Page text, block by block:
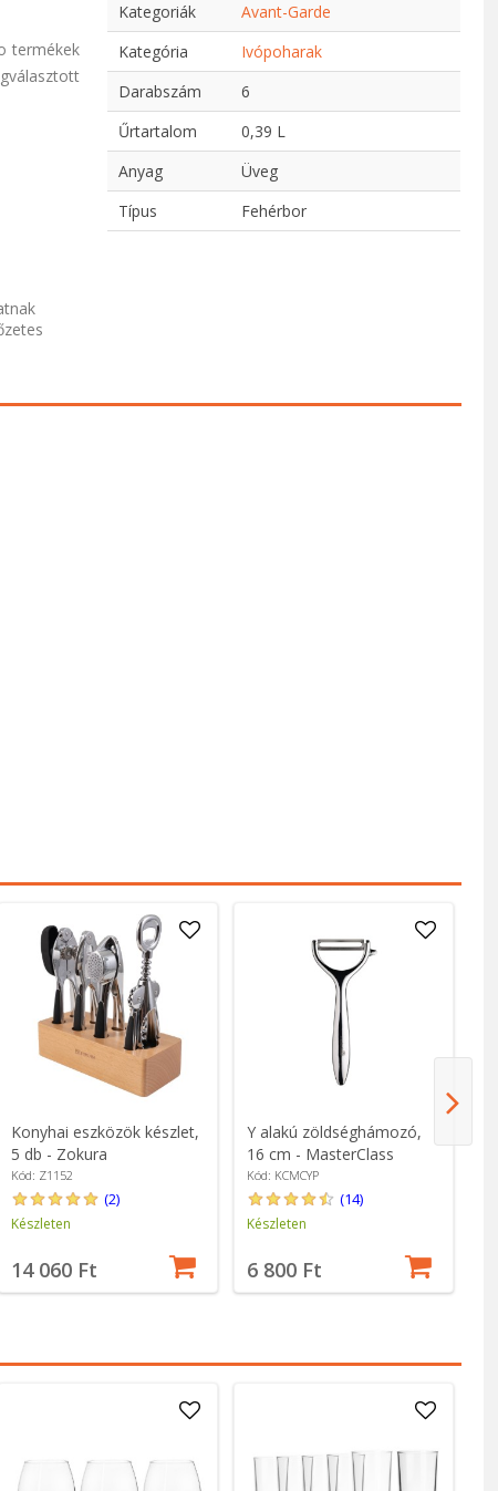
termékek
Kategoriák
Avant-Garde
Kategória
Ivópoharak
Darabszám
6
Űrtartalom
0,39 L
Anyag
Üveg
Típus
Fehérbor
Konyhai eszközök készlet,
5 db - Zokura
Kód: Z1152
(2)
Készleten
14 060 Ft
Y alakú zöldséghámozó,
16 cm - MasterClass
Kód: KCMCYP
(14)
Készleten
6 800 Ft